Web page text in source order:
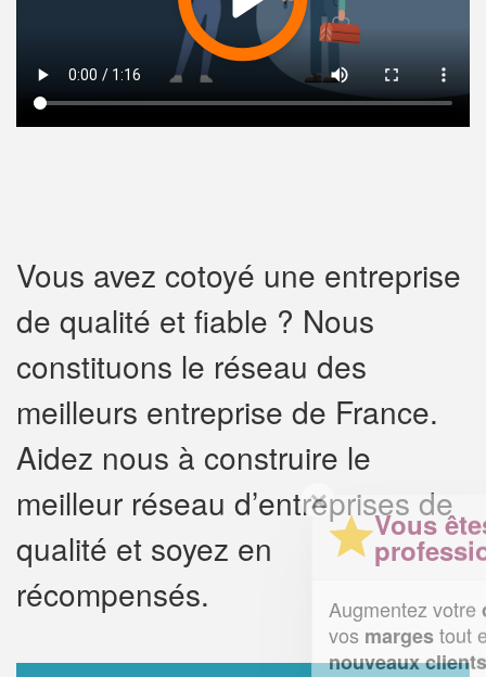
Vous avez cotoyé une entreprise
de qualité et fiable ? Nous
constituons le réseau des
meilleurs entreprise de France.
Aidez nous à construire le
meilleur réseau d’entreprises de
qualité et soyez en
récompensés.
✕
Vous êtes un
professionnel ?
Augmentez votrechiffre
tout en gagnant de
nouveaux clients!